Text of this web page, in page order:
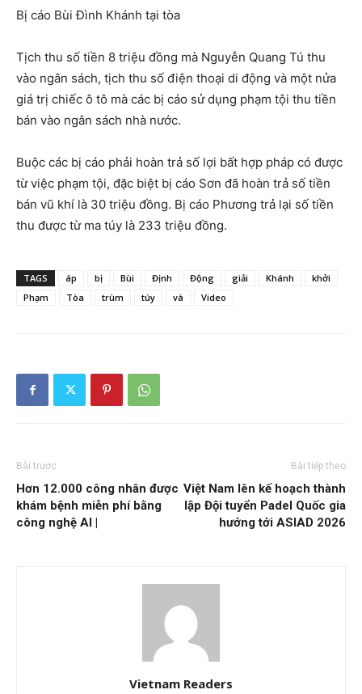
Bị cáo Bùi Đình Khánh tại tòa
Tịch thu số tiền 8 triệu đồng mà Nguyễn Quang Tú thu
vào ngân sách, tịch thu số điện thoại di động và một nửa
giá trị chiếc ô tô mà các bị cáo sử dụng phạm tội thu tiền
bán vào ngân sách nhà nước.
Buộc các bị cáo phải hoàn trả số lợi bất hợp pháp có được
từ việc phạm tội, đặc biệt bị cáo Sơn đã hoàn trả số tiền
bán vũ khí là 30 triệu đồng. Bị cáo Phương trả lại số tiền
thu được từ ma túy là 233 triệu đồng.
TAGS áp bị Bùi Định Động giải Khánh
khởi
Phạm
Tòa trùm túy và Video
Bài trước
Hơn 12.000 công nhân được
khám bệnh miễn phí bằng
công nghệ AI |
Bài tiếp theo
Việt Nam lên kế hoạch thành
lập Đội tuyển Padel Quốc gia
hướng tới ASIAD 2026
Vietnam Readers